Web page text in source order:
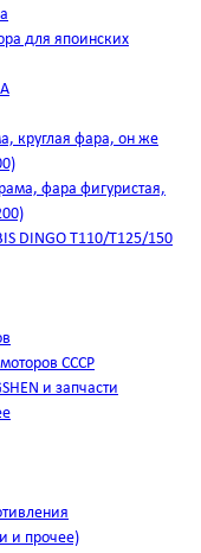
для япоинских
круглая фара, он же
фара фигуристая,
DINGO Т110/Т125/150
СССР
и запчасти
и прочее)